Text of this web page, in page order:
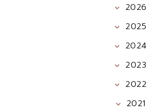
2026
2025
2024
2023
2022
2021